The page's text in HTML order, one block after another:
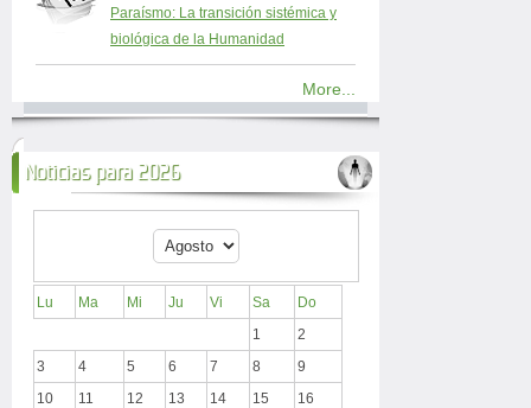
Paraísmo: La transición sistémica y
biológica de la Humanidad
More...
Noticias para 2026
Lu Ma Mi Ju Vi Sa
Do
1
2
3
4 5 6 7 8
9
10
11 12 13 14 15
16